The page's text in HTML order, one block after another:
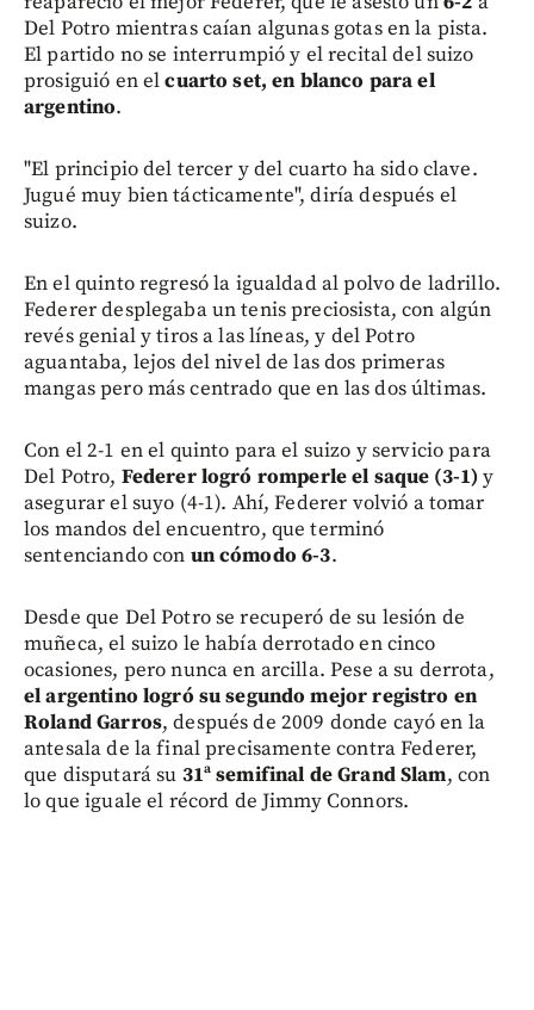
Del Potro mientras caían algunas gotas en la pista.
El partido no se interrumpió y el recital del suizo
prosiguió en elcuarto set, en blanco para el
argentino.
"El principio del tercer y del cuarto ha sido clave.
Jugué muy bien tácticamente", diría después el
suizo.
En el quinto regresó la igualdad al polvo de ladrillo.
Federer desplegaba un tenis preciosista, con algún
revés genial y tiros a las líneas, y del Potro
aguantaba, lejos del nivel de las dos primeras
mangas pero más centrado que en las dos últimas.
Con el 2-1 en el quinto para el suizo y servicio para
Del Potro, Federer logró romperle el saque (3-1)y
asegurar el suyo (4-1). Ahí, Federer volvió a tomar
los mandos del encuentro, que terminó
sentenciando con un cómodo 6-3.
Desde que Del Potro se recuperó de su lesión de
muñeca, el suizo le había derrotado en cinco
ocasiones, pero nunca en arcilla. Pese a su derrota,
el argentino logró su segundo mejor registro en
Roland Garros, después de 2009 donde cayó en la
antesala de la final precisamente contra Federer,
que disputará su 31ª semifinal de Grand Slam, con
lo que iguale el récord de Jimmy Connors.